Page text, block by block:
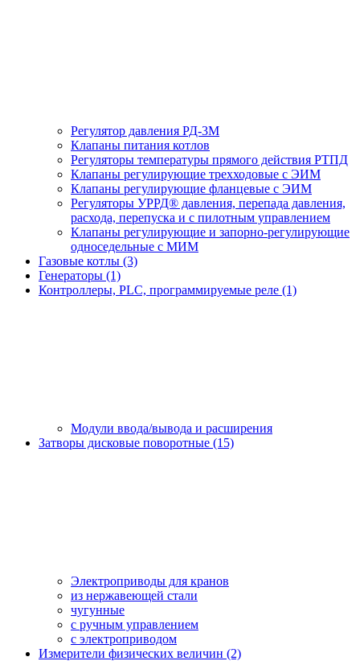
Регулятор давления РД-3М
Клапаны питания котлов
Регуляторы температуры прямого действия РТПД
Клапаны регулирующие трехходовые с ЭИМ
Клапаны регулирующие фланцевые с ЭИМ
Регуляторы УРРД® давления, перепада давления,
расхода, перепуска и с пилотным управлением
Клапаны регулирующие и запорно-регулирующие
односедельные с МИМ
Газовые котлы (3)
Генераторы (1)
Контроллеры, PLС, программируемые реле (1)
Модули ввода/вывода и расширения
Затворы дисковые поворотные (15)
Электроприводы для кранов
из нержавеющей стали
чугунные
с ручным управлением
c электроприводом
Измерители физических величин (2)